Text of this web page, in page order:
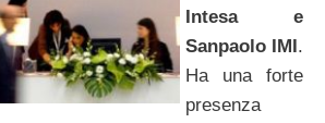
Intesa e
Sanpaolo IMI.
Ha una forte
presenza